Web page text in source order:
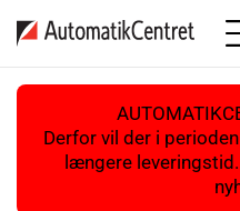
Derfor vil der i
længere